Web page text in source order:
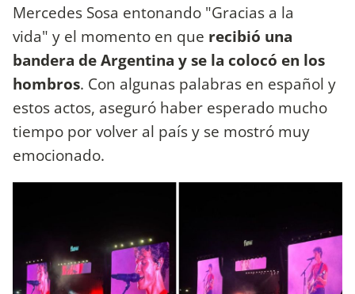
Mercedes Sosa entonando "Gracias a la
vida" y el momento en que recibió una
bandera de Argentina y se la colocó en los
hombros. Con algunas palabras en español y
estos actos, aseguró haber esperado mucho
tiempo por volver al país y se mostró muy
emocionado.